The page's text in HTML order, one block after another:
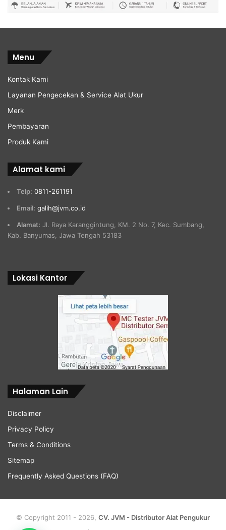
Menu
Kontak Kami
Layanan Pengecekan & Service Alat Ukur
Merk
Pembayaran
Produk Kami
Alamat kami
Telp: 0811-261191
Email: galih@jvm.co.id
Alamat: Jl. Raya Karanggintung, KM. 2 No. 7, Kec. Sumbang,
Kab. Banyumas, Jawa Tengah 53183
Lokasi Kantor
Halaman Lain
Disclaimer
Privacy Policy
Terms & Conditions
Sitemap
Frequently Asked Questions (FAQ)
© Copyright 2011 - 2026, CV. JVM - Distributor Alat Pengukur